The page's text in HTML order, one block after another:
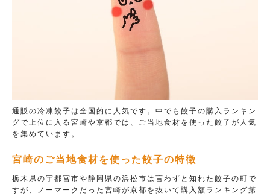
通販の冷凍餃子は全国的に人気です。中でも餃子の購入ランキン
グで上位に入る宮崎や京都では、ご当地食材を使った餃子が人気
を集めています。
宮崎のご当地食材を使った餃子の特徴
栃木県の宇都宮市や静岡県の浜松市は言わずと知れた餃子の町で
すが、ノーマークだった宮崎が京都を抜いて購入額ランキング第